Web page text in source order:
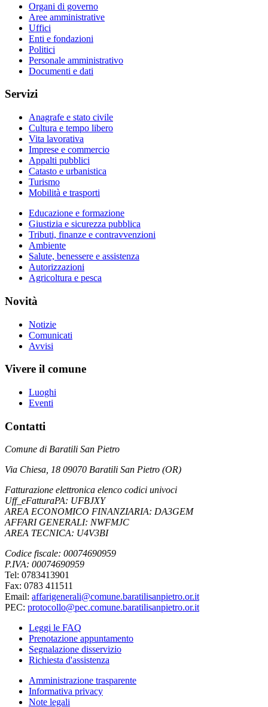
Organi di governo
Aree amministrative
Uffici
Enti e fondazioni
Politici
Personale amministrativo
Documenti e dati
Servizi
Anagrafe e stato civile
Cultura e tempo libero
Vita lavorativa
Imprese e commercio
Appalti pubblici
Catasto e urbanistica
Turismo
Mobilità e trasporti
Educazione e formazione
Giustizia e sicurezza pubblica
Tributi, finanze e contravvenzioni
Ambiente
Salute, benessere e assistenza
Autorizzazioni
Agricoltura e pesca
Novità
Notizie
Comunicati
Avvisi
Vivere il comune
Luoghi
Eventi
Contatti
Comune di Baratili San Pietro
Via Chiesa, 18 09070 Baratili San Pietro (OR)
Fatturazione elettronica elenco codici univoci
Uff_eFatturaPA: UFBJXY
AREA ECONOMICO FINANZIARIA: DA3GEM
AFFARI GENERALI: NWFMJC
AREA TECNICA: U4V3BI
Codice fiscale: 00074690959
P.IVA: 00074690959
Tel: 0783413901
Fax: 0783 411511
Email: affarigenerali@comune.baratilisanpietro.or.it
PEC: protocollo@pec.comune.baratilisanpietro.or.it
Leggi le FAQ
Prenotazione appuntamento
Segnalazione disservizio
Richiesta d'assistenza
Amministrazione trasparente
Informativa privacy
Note legali